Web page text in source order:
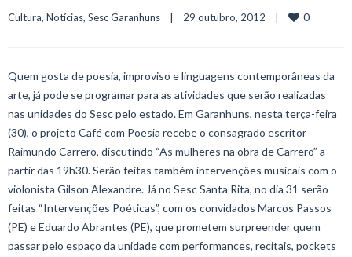
Cultura, Notícias, Sesc Garanhuns
    |    29 outubro, 2012    |
0
Quem gosta de poesia, improviso e linguagens contemporâneas da
arte, já pode se programar para as atividades que serão realizadas
nas unidades do Sesc pelo estado. Em Garanhuns, nesta terça-feira
(30), o projeto Café com Poesia recebe o consagrado escritor
Raimundo Carrero, discutindo “As mulheres na obra de Carrero” a
partir das 19h30. Serão feitas também intervenções musicais com o
violonista Gilson Alexandre. Já no Sesc Santa Rita, no dia 31 serão
feitas “Intervenções Poéticas”, com os convidados Marcos Passos
(PE) e Eduardo Abrantes (PE), que prometem surpreender quem
passar pelo espaço da unidade com performances, recitais, pockets